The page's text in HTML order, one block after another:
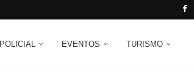
POLICIAL EVENTOS TURISMO